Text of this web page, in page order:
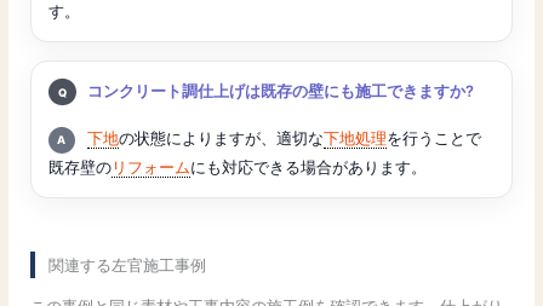
す。
質問:
コンクリート調仕上げは既存の壁にも施工できますか?
回答:
下地の状態によりますが、適切な下地処理を行うことで
既存壁のリフォームにも対応できる場合があります。
関連する左官施工事例